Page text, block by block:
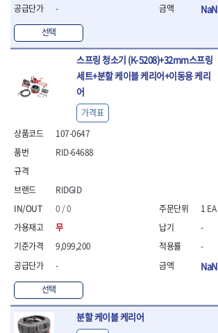
- 정글칼
- 전정톱
- 접톱
- 목공톱
- 다목적가위
- 안전커터칼
- 조줄
- 목공용줄
- 조줄세트
- 판금줄홀더
- 줄
공구함.공구집
- 공구함
- 탑체스터
- 플라스틱이동공구함
- 공구통
- 기타공구
-
선택
NaN
스프링 청소기 (K-5208)+32mm스프링
세트+분할 케이블 케리어+이동용 케리
어
107-0647
RIDGID
0 / 0
무
9,099,200
-
선택
RID-64688
가격표
1 EA
-
-
NaN
분할 케이블 케리어